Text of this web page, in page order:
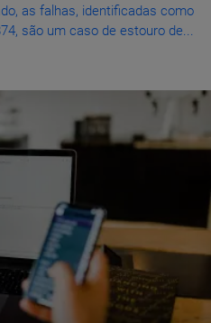
as falhas, identificadas como
são um caso de estouro de...